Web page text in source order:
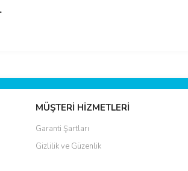
MÜŞTERİ HİZMETLERİ
Garanti Şartları
Gizlilik ve Güzenlik